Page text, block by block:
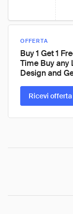
OFFERTA
Buy 1 Get 1
Time Buy any
Design and
Ricevi offerta